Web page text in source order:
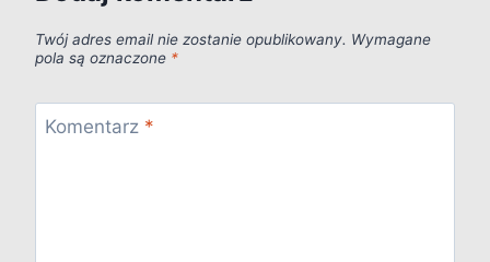
Twój adres email nie zostanie opublikowany. Wymagane
pola są oznaczone *
Komentarz *